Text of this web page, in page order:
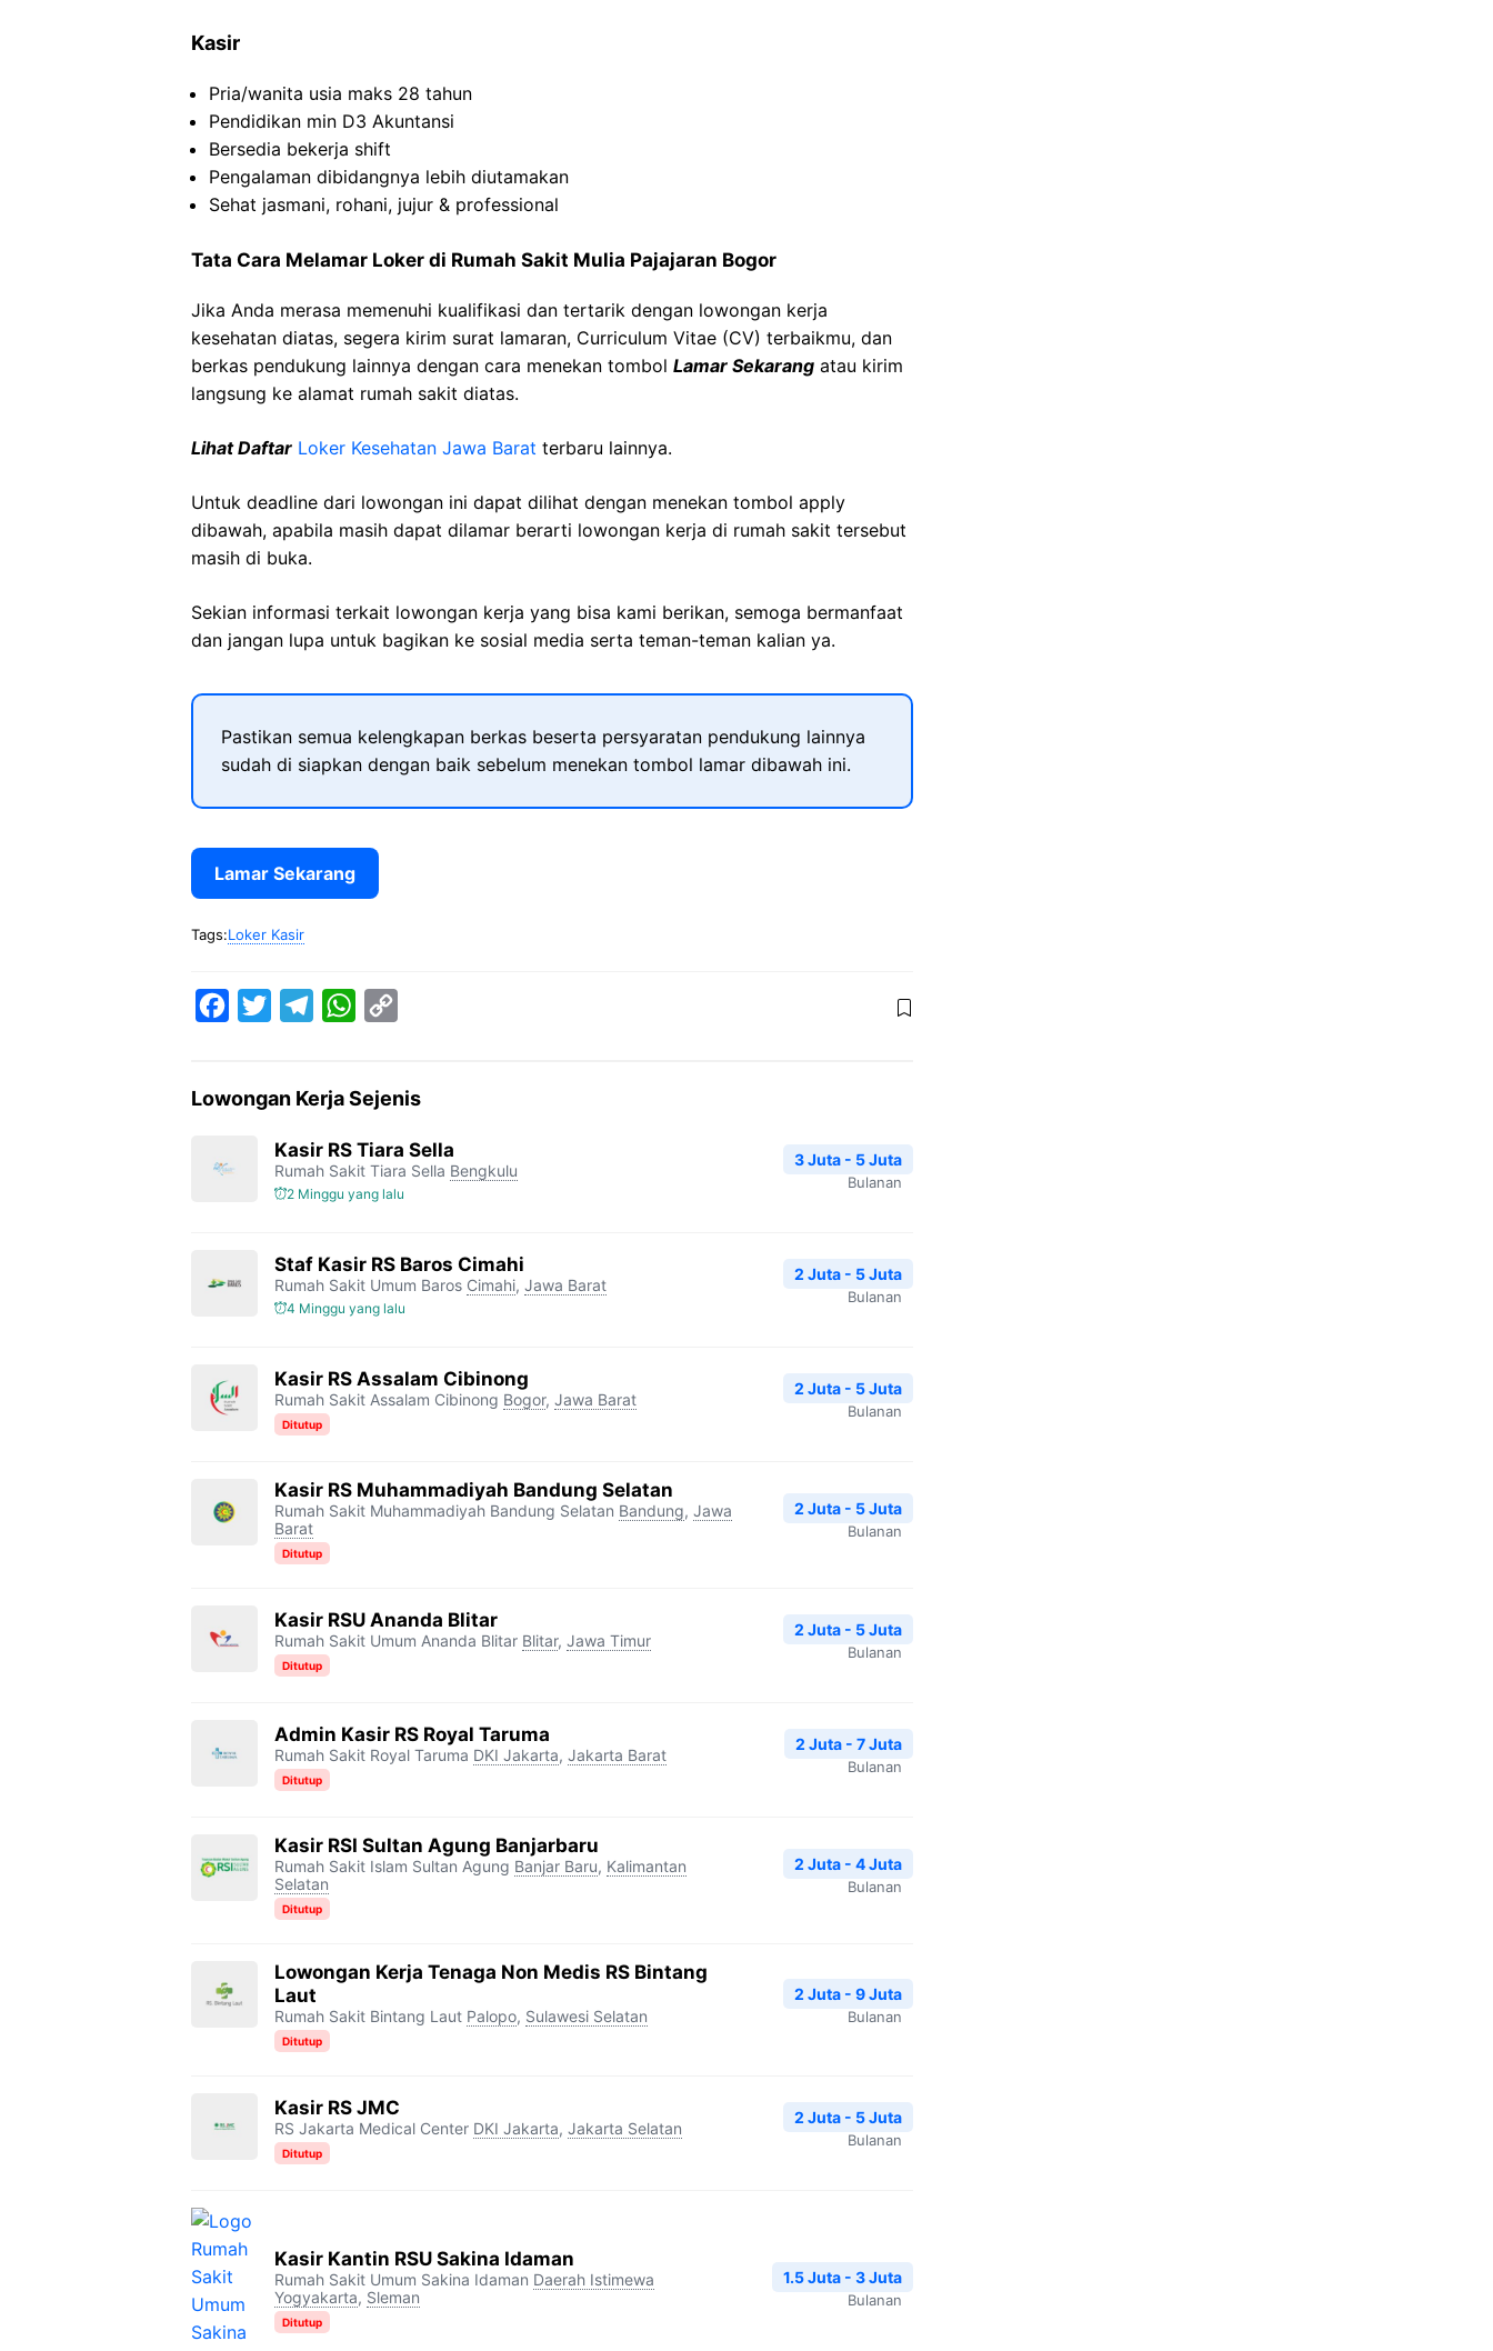
Kasir
Pria/wanita usia maks 28 tahun
Pendidikan min D3 Akuntansi
Bersedia bekerja shift
Pengalaman dibidangnya lebih diutamakan
Sehat jasmani, rohani, jujur & professional
Tata Cara Melamar Loker di Rumah Sakit Mulia Pajajaran Bogor
Jika Anda merasa memenuhi kualifikasi dan tertarik dengan lowongan kerja
kesehatan diatas, segera kirim surat lamaran, Curriculum Vitae (CV) terbaikmu, dan
berkas pendukung lainnya dengan cara menekan tombol Lamar Sekarang atau kirim
langsung ke alamat rumah sakit diatas.
Lihat Daftar Loker Kesehatan Jawa Barat terbaru lainnya.
Untuk deadline dari lowongan ini dapat dilihat dengan menekan tombol apply
dibawah, apabila masih dapat dilamar berarti lowongan kerja di rumah sakit tersebut
masih di buka.
Sekian informasi terkait lowongan kerja yang bisa kami berikan, semoga bermanfaat
dan jangan lupa untuk bagikan ke sosial media serta teman-teman kalian ya.
Pastikan semua kelengkapan berkas beserta persyaratan pendukung lainnya
sudah di siapkan dengan baik sebelum menekan tombol lamar dibawah ini.
Lamar Sekarang
Tags:Loker Kasir
e
o
t
t
e
r
e
g
r
a
W
t
s
A
p
y
i
n
Lowongan Kerja Sejenis
Kasir RS Tiara Sella
Rumah Sakit Tiara Sella Bengkulu
2 Minggu yang lalu
3 Juta - 5 Juta
Bulanan
Staf Kasir RS Baros Cimahi
Rumah Sakit Umum Baros Cimahi, Jawa Barat
4 Minggu yang lalu
2 Juta - 5 Juta
Bulanan
Kasir RS Assalam Cibinong
Rumah Sakit Assalam Cibinong Bogor, Jawa Barat
Ditutup
2 Juta - 5 Juta
Bulanan
Kasir RS Muhammadiyah Bandung Selatan
Rumah Sakit Muhammadiyah Bandung Selatan Bandung, Jawa
Barat
Ditutup
2 Juta - 5 Juta
Bulanan
Kasir RSU Ananda Blitar
Rumah Sakit Umum Ananda Blitar Blitar, Jawa Timur
Ditutup
2 Juta - 5 Juta
Bulanan
Admin Kasir RS Royal Taruma
Rumah Sakit Royal Taruma DKI Jakarta, Jakarta Barat
Ditutup
2 Juta - 7 Juta
Bulanan
Kasir RSI Sultan Agung Banjarbaru
Rumah Sakit Islam Sultan Agung Banjar Baru, Kalimantan
Selatan
Ditutup
2 Juta - 4 Juta
Bulanan
Lowongan Kerja Tenaga Non Medis RS Bintang
Laut
Rumah Sakit Bintang Laut Palopo, Sulawesi Selatan
Ditutup
2 Juta - 9 Juta
Bulanan
Kasir RS JMC
RS Jakarta Medical Center DKI Jakarta, Jakarta Selatan
Ditutup
2 Juta - 5 Juta
Bulanan
Kasir Kantin RSU Sakina Idaman
Rumah Sakit Umum Sakina Idaman Daerah Istimewa
Yogyakarta, Sleman
Ditutup
1.5 Juta - 3 Juta
Bulanan